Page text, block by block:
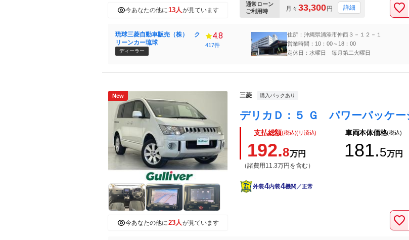
今あなたの他に13人が見ています
通常ローン
ご利用時
月々 33,300円 詳細
琉球三菱自動車販売（株） ク
リーンカー琉球
ディーラー
4.8
417件
住所：沖縄県浦添市仲西３－１２－１
営業時間：10：00～18：00
定休日：水曜日 毎月第二火曜日
New
今あなたの他に23人が見ています
三菱 購入パックあり
支払総額(税込)(リ済込)
192.8万円
（諸費用11.3万円を含む）
車両本体価格(税込)
181.5万円
外装4内装4機関／正常